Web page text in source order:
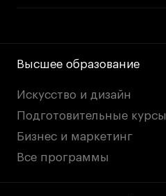
Высшее образование
Искусство и дизайн
Подготовительные курсы
Бизнес и маркетинг
Все программы